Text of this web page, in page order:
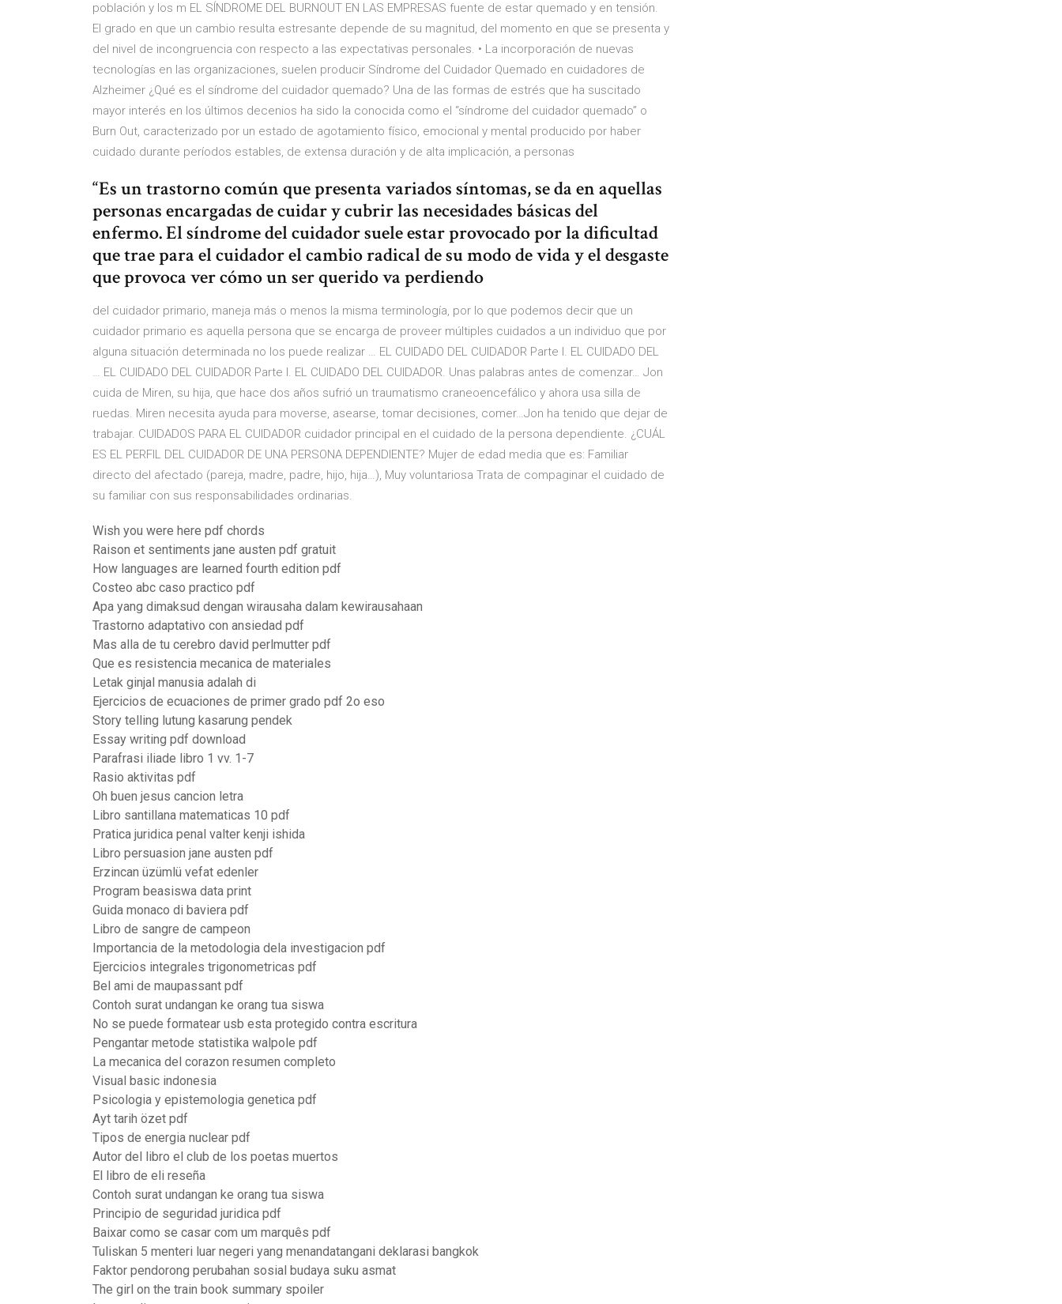
población y los m EL SÍNDROME DEL BURNOUT EN LAS EMPRESAS fuente de estar quemado y en tensión.
El grado en que un cambio resulta estresante depende de su magnitud, del momento en que se presenta y
del nivel de incongruencia con respecto a las expectativas personales. • La incorporación de nuevas
tecnologías en las organizaciones, suelen producir Síndrome del Cuidador Quemado en cuidadores de
Alzheimer ¿Qué es el síndrome del cuidador quemado? Una de las formas de estrés que ha suscitado
mayor interés en los últimos decenios ha sido la conocida como el “síndrome del cuidador quemado” o
Burn Out, caracterizado por un estado de agotamiento físico, emocional y mental producido por haber
cuidado durante períodos estables, de extensa duración y de alta implicación, a personas
“Es un trastorno común que presenta variados síntomas, se da en aquellas
personas encargadas de cuidar y cubrir las necesidades básicas del
enfermo. El síndrome del cuidador suele estar provocado por la dificultad
que trae para el cuidador el cambio radical de su modo de vida y el desgaste
que provoca ver cómo un ser querido va perdiendo
del cuidador primario, maneja más o menos la misma terminología, por lo que podemos decir que un
cuidador primario es aquella persona que se encarga de proveer múltiples cuidados a un individuo que por
alguna situación determinada no los puede realizar … EL CUIDADO DEL CUIDADOR Parte I. EL CUIDADO DEL
… EL CUIDADO DEL CUIDADOR Parte I. EL CUIDADO DEL CUIDADOR. Unas palabras antes de comenzar… Jon
cuida de Miren, su hija, que hace dos años sufrió un traumatismo craneoencefálico y ahora usa silla de
ruedas. Miren necesita ayuda para moverse, asearse, tomar decisiones, comer…Jon ha tenido que dejar de
trabajar. CUIDADOS PARA EL CUIDADOR cuidador principal en el cuidado de la persona dependiente. ¿CUÁL
ES EL PERFIL DEL CUIDADOR DE UNA PERSONA DEPENDIENTE? Mujer de edad media que es: Familiar
directo del afectado (pareja, madre, padre, hijo, hija…), Muy voluntariosa Trata de compaginar el cuidado de
su familiar con sus responsabilidades ordinarias.
Wish you were here pdf chords
Raison et sentiments jane austen pdf gratuit
How languages are learned fourth edition pdf
Costeo abc caso practico pdf
Apa yang dimaksud dengan wirausaha dalam kewirausahaan
Trastorno adaptativo con ansiedad pdf
Mas alla de tu cerebro david perlmutter pdf
Que es resistencia mecanica de materiales
Letak ginjal manusia adalah di
Ejercicios de ecuaciones de primer grado pdf 2o eso
Story telling lutung kasarung pendek
Essay writing pdf download
Parafrasi iliade libro 1 vv. 1-7
Rasio aktivitas pdf
Oh buen jesus cancion letra
Libro santillana matematicas 10 pdf
Pratica juridica penal valter kenji ishida
Libro persuasion jane austen pdf
Erzincan üzümlü vefat edenler
Program beasiswa data print
Guida monaco di baviera pdf
Libro de sangre de campeon
Importancia de la metodologia dela investigacion pdf
Ejercicios integrales trigonometricas pdf
Bel ami de maupassant pdf
Contoh surat undangan ke orang tua siswa
No se puede formatear usb esta protegido contra escritura
Pengantar metode statistika walpole pdf
La mecanica del corazon resumen completo
Visual basic indonesia
Psicologia y epistemologia genetica pdf
Ayt tarih özet pdf
Tipos de energia nuclear pdf
Autor del libro el club de los poetas muertos
El libro de eli reseña
Contoh surat undangan ke orang tua siswa
Principio de seguridad juridica pdf
Baixar como se casar com um marquês pdf
Tuliskan 5 menteri luar negeri yang menandatangani deklarasi bangkok
Faktor pendorong perubahan sosial budaya suku asmat
The girl on the train book summary spoiler